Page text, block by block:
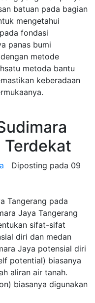
batuan pada bagian
mengetahui
fondasi
panas bumi
metode
metoda bantu
keberadaan
Terdekat
Diposting pada 09
Tangerang pada
Jaya Tangerang
sifat-sifat
diri dan medan
Jaya potensial diri
potential) biasanya
aliran air tanah.
biasanya digunakan